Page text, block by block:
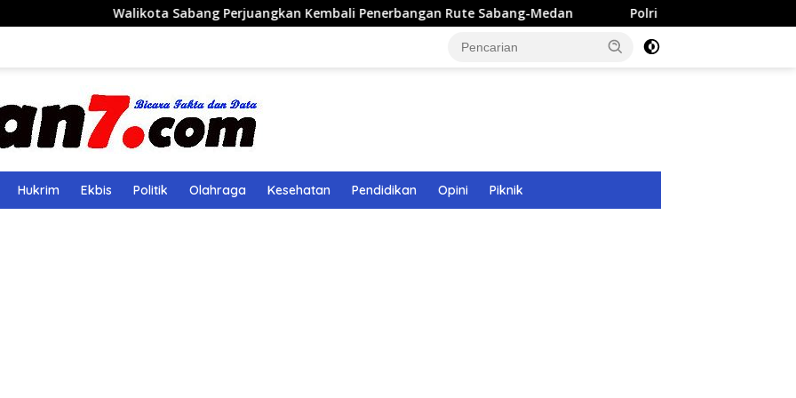
Walikota Sabang Perjuangkan Kembali Penerbangan Rute Sabang-Medan Polri Bangun 40 Titik Sumur Bor untuk
Hukrim Ekbis Politik Olahraga Kesehatan Pendidikan Opini Piknik